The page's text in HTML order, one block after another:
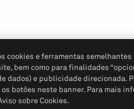
cookies e ferramentas
bem como para finalidades
dados) e publicidade direcionada.
botões neste banner. Para mais
sobre Cookies.